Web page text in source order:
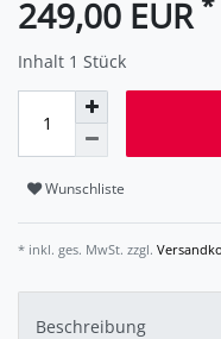
249,00 EUR
Inhalt 1 Stück
Wunschliste
* inkl. ges. MwSt. zzgl.
Beschreibung